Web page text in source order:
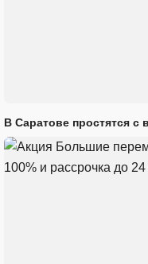
В Саратове простятся